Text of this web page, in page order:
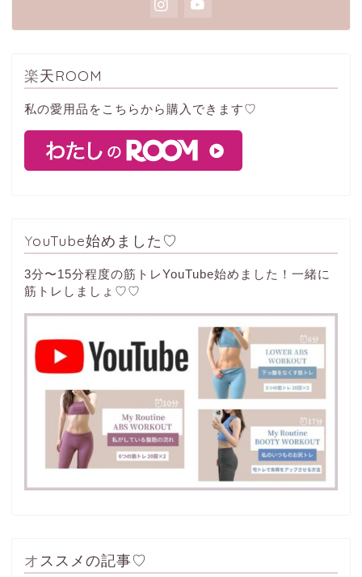
楽天ROOM
私の愛用品をこちらから購入できます♡
YouTube始めました♡
3分〜15分程度の筋トレYouTube始めました！一緒に
筋トレしましょ♡♡
オススメの記事♡